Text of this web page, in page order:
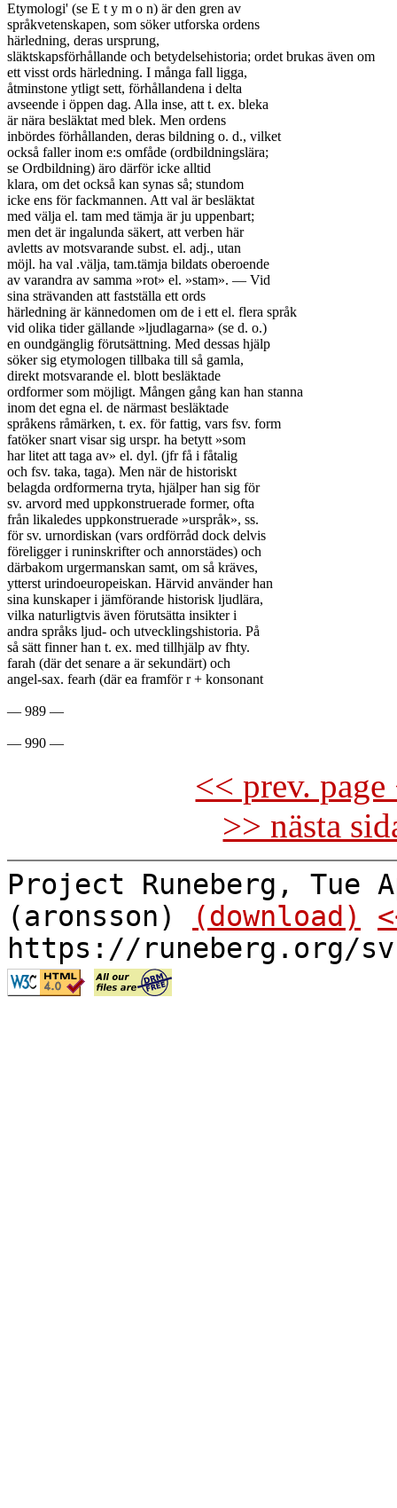
Etymologi' (se E t y m o n) är den gren av
språkvetenskapen, som söker utforska ordens
härledning, deras ursprung,
släktskapsförhållande och betydelsehistoria; ordet brukas även om
ett visst ords härledning. I många fall ligga,
åtminstone ytligt sett, förhållandena i delta
avseende i öppen dag. Alla inse, att t. ex. bleka
är nära besläktat med blek. Men ordens
inbördes förhållanden, deras bildning o. d., vilket
också faller inom e:s omfåde (ordbildningslära;
se Ordbildning) äro därför icke alltid
klara, om det också kan synas så; stundom
icke ens för fackmannen. Att val är besläktat
med välja el. tam med tämja är ju uppenbart;
men det är ingalunda säkert, att verben här
avletts av motsvarande subst. el. adj., utan
möjl. ha val .välja, tam.tämja bildats oberoende
av varandra av samma »rot» el. »stam». — Vid
sina strävanden att fastställa ett ords
härledning är kännedomen om de i ett el. flera språk
vid olika tider gällande »ljudlagarna» (se d. o.)
en oundgänglig förutsättning. Med dessas hjälp
söker sig etymologen tillbaka till så gamla,
direkt motsvarande el. blott besläktade
ordformer som möjligt. Mången gång kan han stanna
inom det egna el. de närmast besläktade
språkens råmärken, t. ex. för fattig, vars fsv. form
fatöker snart visar sig urspr. ha betytt »som
har litet att taga av» el. dyl. (jfr få i fåtalig
och fsv. taka, taga). Men när de historiskt
belagda ordformerna tryta, hjälper han sig för
sv. arvord med uppkonstruerade former, ofta
från likaledes uppkonstruerade »urspråk», ss.
för sv. urnordiskan (vars ordförråd dock delvis
föreligger i runinskrifter och annorstädes) och
därbakom urgermanskan samt, om så kräves,
ytterst urindoeuropeiskan. Härvid använder han
sina kunskaper i jämförande historisk ljudlära,
vilka naturligtvis även förutsätta insikter i
andra språks ljud- och utvecklingshistoria. På
så sätt finner han t. ex. med tillhjälp av fhty.
farah (där det senare a är sekundärt) och
angel-sax. fearh (där ea framför r + konsonant
— 989 —
<< prev.
>> nästa
Project Runeberg, Tue
(aronsson)
(download)
https://runeberg.org/